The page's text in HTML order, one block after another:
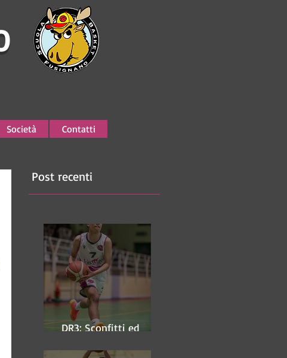
Società Contatti
Post recenti
DR3: Sconfitti ed